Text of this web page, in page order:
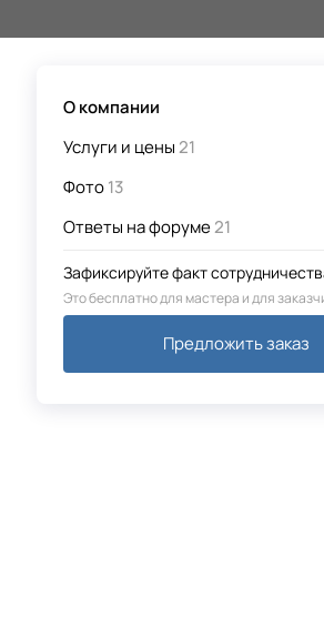
О компании
Услуги и цены21
Фото13
Ответы на форуме21
Зафиксируйте факт
Это бесплатно для мастера и для
Предложить заказ